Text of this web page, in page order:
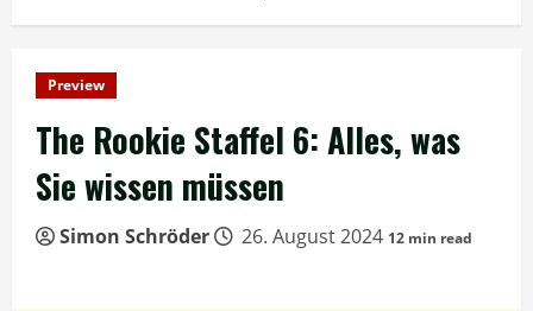
Preview
The Rookie Staffel 6: Alles, was
Sie wissen müssen
Simon Schröder 26. August 2024 12 min read